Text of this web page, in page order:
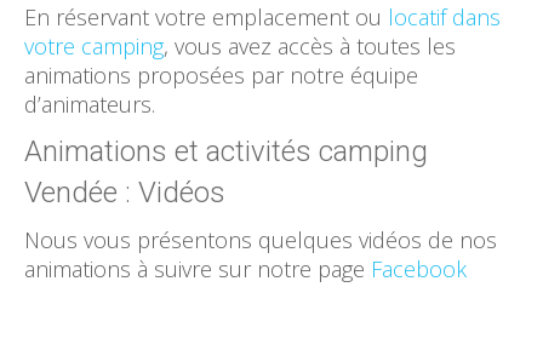
En réservant votre emplacement ou locatif dans
votre camping, vous avez accès à toutes les
animations proposées par notre équipe
d’animateurs.
Animations et activités camping
Vendée : Vidéos
Nous vous présentons quelques vidéos de nos
animations à suivre sur notre page Facebook